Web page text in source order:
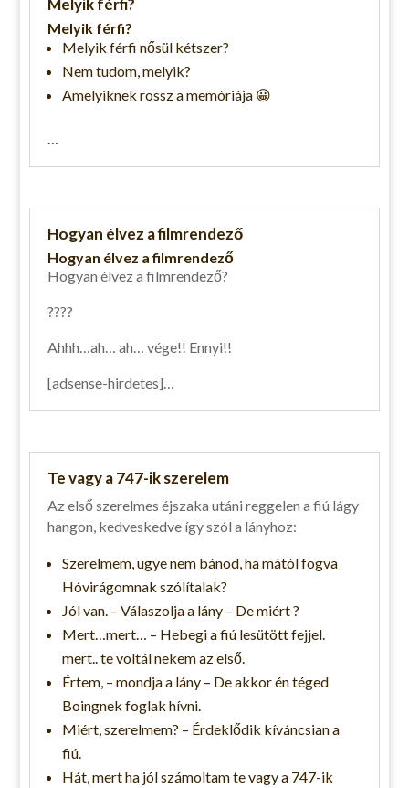
Melyik férfi?
Melyik férfi?
Melyik férfi nősül kétszer?
Nem tudom, melyik?
Amelyiknek rossz a memóriája 😀
…
Hogyan élvez a filmrendező
Hogyan élvez a filmrendező
Hogyan élvez a filmrendező?
????
Ahhh…ah… ah… vége!! Ennyi!!
[adsense-hirdetes]…
Te vagy a 747-ik szerelem
Az első szerelmes éjszaka utáni reggelen a fiú lágy
hangon, kedveskedve így szól a lányhoz:
Szerelmem, ugye nem bánod, ha mától fogva
Hóvirágomnak szólítalak?
Jól van. – Válaszolja a lány – De miért ?
Mert…mert… – Hebegi a fiú lesütött fejjel.
mert.. te voltál nekem az első.
Értem, – mondja a lány – De akkor én téged
Boingnek foglak hívni.
Miért, szerelmem? – Érdeklődik kíváncsian a
fiú.
Hát, mert ha jól számoltam te vagy a 747-ik